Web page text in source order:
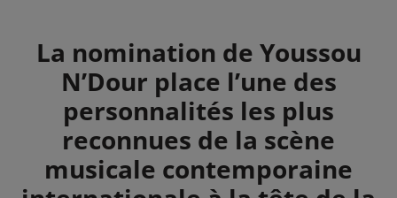
Summary
La nomination de Youssou
N’Dour place l’une des
personnalités les plus
reconnues de la scène
musicale contemporaine